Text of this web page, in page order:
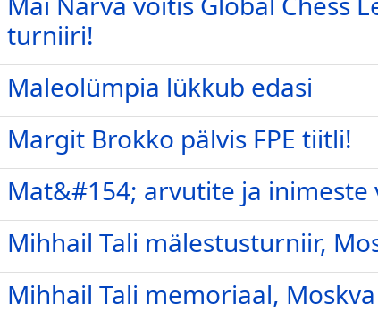
turniiri!
Maleolümpia lükkub edasi
Margit Brokko pälvis FPE tiitli!
Mat&#154; arvutite ja inimeste
Mihhail Tali mälestusturniir,
Mihhail Tali memoriaal,